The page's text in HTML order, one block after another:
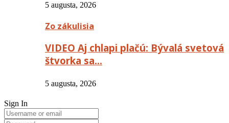
5 augusta, 2026
Zo zákulisia
VIDEO Aj chlapi plačú: Bývalá svetová
štvorka sa…
5 augusta, 2026
Sign In